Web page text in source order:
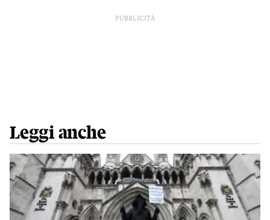
PUBBLICITÀ
Leggi anche